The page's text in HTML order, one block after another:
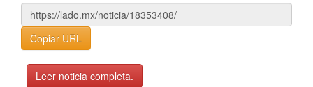
Copiar URL
Leer noticia completa.